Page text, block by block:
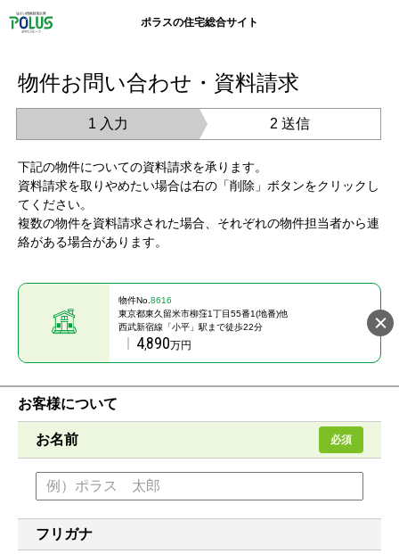
ポラスの住宅総合サイト
物件お問い合わせ・資料請求
1 入力 2 送信
下記の物件についての資料請求を承ります。
資料請求を取りやめたい場合は右の「削除」ボタンをクリックし
てください。
複数の物件を資料請求された場合、それぞれの物件担当者から連
絡がある場合があります。
物件No. 8616
東京都東久留米市柳窪1丁目55番1(地番)他
西武新宿線「小平」駅まで徒歩22分
4,890万円
お客様について
お名前 必須
フリガナ